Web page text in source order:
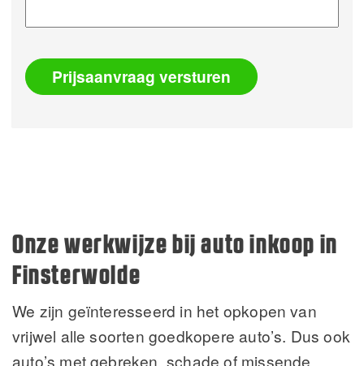
Prijsaanvraag versturen
Onze werkwijze bij auto inkoop in
Finsterwolde
We zijn geïnteresseerd in het opkopen van
vrijwel alle soorten goedkopere auto’s. Dus ook
auto’s met gebreken, schade of missende